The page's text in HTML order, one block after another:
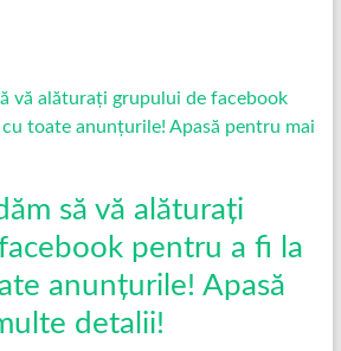
să vă alăturați
pentru a fi la
anunțurile! Apasă
detalii!